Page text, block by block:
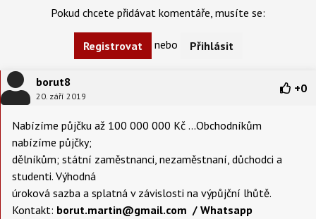
Pokud chcete přidávat komentáře, musíte se:
Registrovat nebo Přihlásit
borut8
20. září 2019
+0
Nabízíme půjčku až 100 000 000 Kč ...Obchodníkům
nabízíme půjčky;
dělníkům; státní zaměstnanci, nezaměstnaní, důchodci a
studenti. Výhodná
úroková sazba a splatná v závislosti na výpůjční lhůtě.
Kontakt: borut.martin@gmail.com / Whatsapp